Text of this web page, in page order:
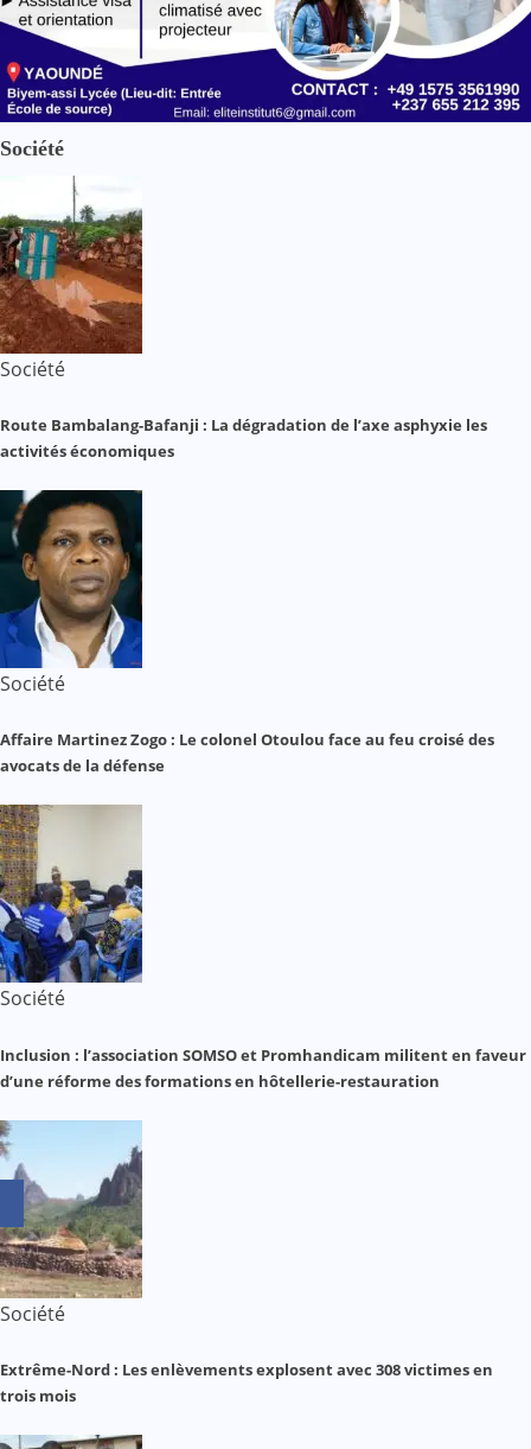
Société
Société
Route Bambalang-Bafanji : La dégradation de l’axe asphyxie les
activités économiques
Société
Affaire Martinez Zogo : Le colonel Otoulou face au feu croisé des
avocats de la défense
Société
Inclusion : l’association SOMSO et Promhandicam militent en faveur
d’une réforme des formations en hôtellerie-restauration
Société
Extrême-Nord : Les enlèvements explosent avec 308 victimes en
trois mois